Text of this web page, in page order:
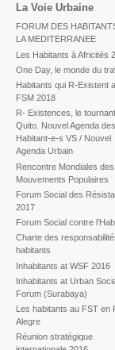
La Voie Urbaine
FORUM DES
LA MEDITERRANEE
Les Habitants à Africités
One Day, le monde du
Habitants qui R-Existent
FSM 2018
R- Existences, le
Quito. Nouvel Agenda des
Habitant-e-s VS / Nouvel
Agenda Urbain
Rencontre Mondiales des
Mouvements Populaires
Forum Social des
2017
Forum Social contre
Charte des
habitants
Inhabitants at WSF 2016
Inhabitants at Urban
Forum (Surabaya)
Les habitants au FST en
Alegre
Réunion stratégique